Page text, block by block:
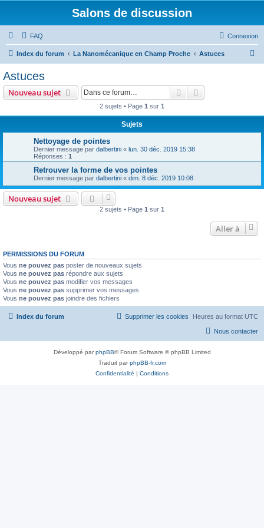
Salons de discussion
FAQ Connexion
Index du forum La Nanomécanique en Champ Proche Astuces
Astuces
Nouveau sujet Rechercher
2 sujets • Page 1 sur 1
Sujets
Nettoyage de pointes
Dernier message par dalbertini « lun. 30 déc. 2019 15:38
Réponses : 1
Retrouver la forme de vos pointes
Dernier message par dalbertini « dim. 8 déc. 2019 10:08
Nouveau sujet
2 sujets • Page 1 sur 1
Aller à
PERMISSIONS DU FORUM
Vous ne pouvez pas poster de nouveaux sujets
Vous ne pouvez pas répondre aux sujets
Vous ne pouvez pas modifier vos messages
Vous ne pouvez pas supprimer vos messages
Vous ne pouvez pas joindre des fichiers
Index du forum Heures au format UTC
Supprimer les cookies
Nous contacter
Développé parphpBB® Forum Software © phpBB Limited
Traduit parphpBB-fr.com
Confidentialité | Conditions